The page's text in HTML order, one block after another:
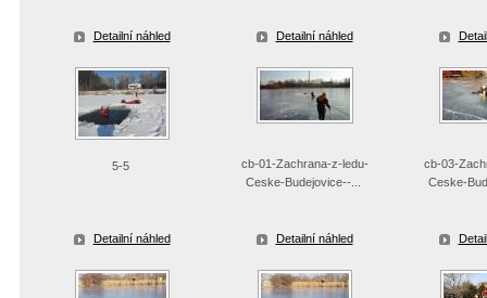
Detailní náhled Detailní náhled
5-5
Detailní náhled
cb-01-Zachrana-z-ledu-
Ceske-Budejovice--...
Detailní náhled
cb-03-
Ceske-